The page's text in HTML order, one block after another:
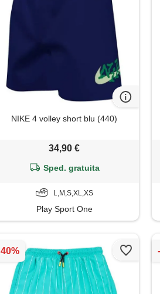
NIKE 4 volley short blu (440)
34,90 €
Sped. gratuita
L,M,S,XL,XS
Play Sport One